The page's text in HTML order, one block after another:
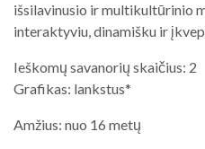
išsilavinusio ir multikultūrinio
interaktyviu, dinamišku ir
Ieškomų savanorių skaičius: 2
Grafikas: lankstus*
Amžius: nuo 16 metų